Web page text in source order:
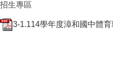
招生專區
3-1.114學年度漳和國中體